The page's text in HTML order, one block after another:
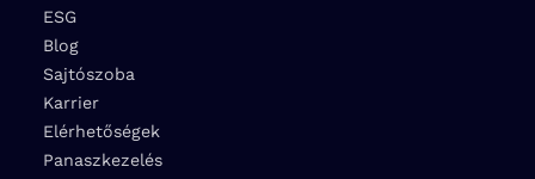
ESG
Blog
Sajtószoba
Karrier
Elérhetőségek
Panaszkezelés